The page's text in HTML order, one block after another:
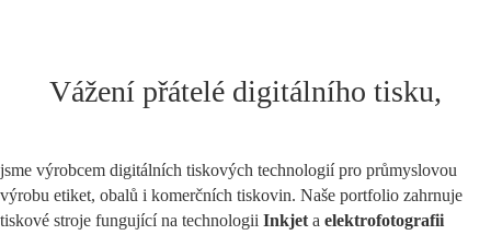
Vážení přátelé digitálního tisku,
jsme výrobcem digitálních tiskových technologií pro průmyslovou
výrobu etiket, obalů i komerčních tiskovin. Naše portfolio zahrnuje
tiskové stroje fungující na technologii Inkjeta elektrofotografii